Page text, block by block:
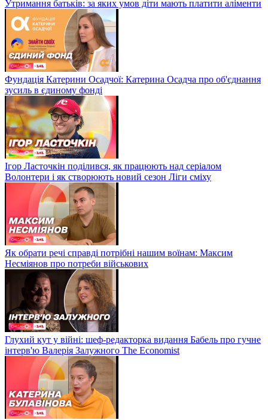
Утримання батьків: за яких умов діти мають платити аліменти
Фундація Катерини Осадчої: Катерина Осадча про об'єднання
зусиль в єдиному фонді
Ігор Ласточкін поділився, як працюють над серіалом
Волонтери і як створюють новий сезон Ліги сміху
Як обрати речі справді потрібні нашим воїнам: Максим
Несміянов про потреби військових
Глухий кут у війні: шеф-редакторка видання Бабель про гучне
інтерв'ю Валерія Залужного The Economist